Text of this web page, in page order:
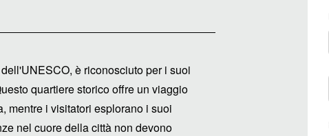
è riconosciuto per i suoi
quartiere storico offre un viaggio
mentre i visitatori esplorano i suoi
nel cuore della città non devono